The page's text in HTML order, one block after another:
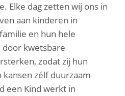
Elke dag zetten wij ons in
aan kinderen in
en hun hele
door kwetsbare
zodat zij hun
zélf duurzaam
een Kind werkt in